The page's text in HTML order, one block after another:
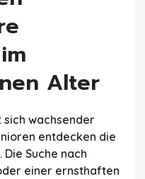
Alter
wachsender
entdecken die
Suche nach
einer ernsthaften